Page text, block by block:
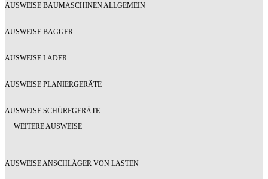
AUSWEISE BAUMASCHINEN ALLGEMEIN
AUSWEISE BAGGER
AUSWEISE LADER
AUSWEISE PLANIERGERÄTE
AUSWEISE SCHÜRFGERÄTE
WEITERE AUSWEISE
AUSWEISE ANSCHLÄGER VON LASTEN